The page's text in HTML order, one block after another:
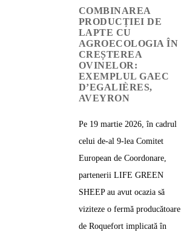
COMBINAREA
PRODUCȚIEI DE
LAPTE CU
AGROECOLOGIA ÎN
CREȘTEREA
OVINELOR:
EXEMPLUL GAEC
D’EGALIÈRES,
AVEYRON
Pe 19 martie 2026, în cadrul
celui de-al 9-lea Comitet
European de Coordonare,
partenerii LIFE GREEN
SHEEP au avut ocazia să
viziteze o fermă producătoare
de Roquefort implicată în